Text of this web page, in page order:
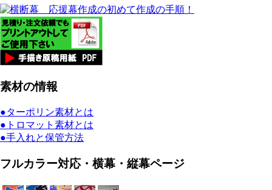
素材の情報
●ターポリン素材とは
●トロマット素材とは
●手入れと保管方法
フルカラー対応・横幕・縦幕ページ